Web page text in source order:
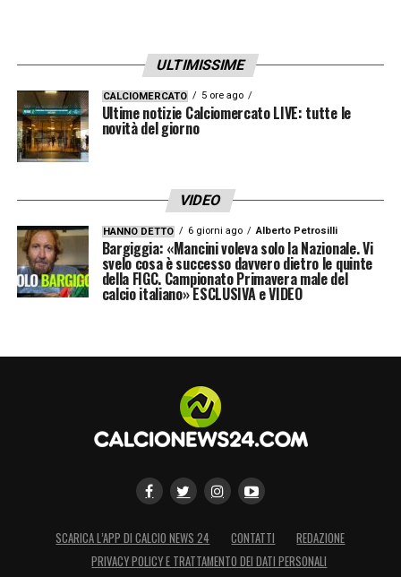
ULTIMISSIME
CALCIOMERCATO 5 ore ago
Ultime notizie Calciomercato LIVE: tutte le
novità del giorno
VIDEO
HANNO DETTO 6 giorni ago Alberto Petrosilli
Bargiggia: «Mancini voleva solo la Nazionale. Vi
svelo cosa è successo davvero dietro le quinte
della FIGC. Campionato Primavera male del
calcio italiano» ESCLUSIVA e VIDEO
SCARICA L’APP DI CALCIO NEWS 24 CONTATTI
REDAZIONE
PRIVACY POLICY E TRATTAMENTO DEI DATI PERSONALI